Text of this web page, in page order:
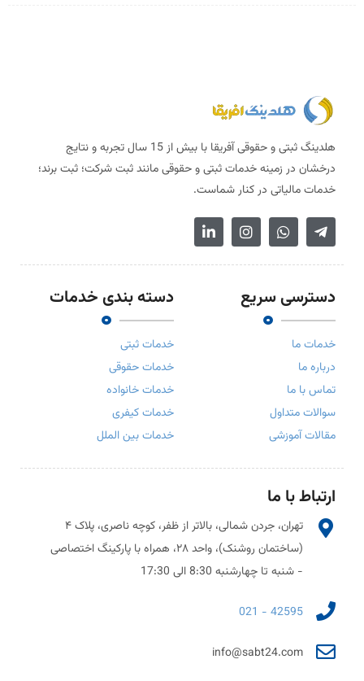
هلدینگ ثبتی و حقوقی آفریقا با بیش از 15 سال تجربه و نتایج
درخشان در زمینه خدمات ثبتی و حقوقی مانند ثبت شرکت؛ ثبت برند؛
خدمات مالیاتی در کنار شماست.
دسترسی سریع
خدمات ما
درباره ما
تماس با ما
سوالات متداول
مقالات آموزشی
دسته بندی خدمات
خدمات ثبتی
خدمات حقوقی
خدمات خانواده
خدمات کیفری
خدمات بین الملل
ارتباط با ما
تهران، جردن شمالی، بالاتر از ظفر، کوچه ناصری، پلاک ۴
(ساختمان روشنک)، واحد ۲۸، همراه با پارکینگ اختصاصی
- شنبه تا چهارشنبه 8:30 الی 17:30
42595 - 021
info@sabt24.com